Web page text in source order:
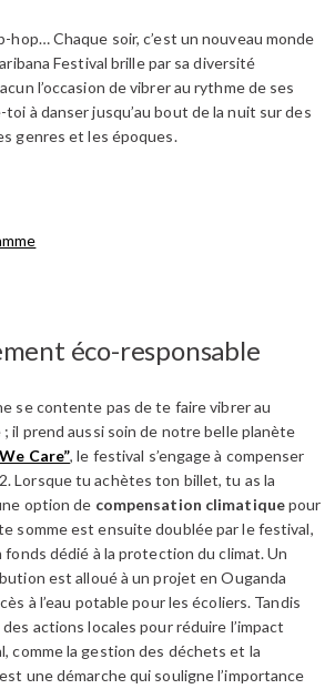
hop… Chaque soir, c’est un nouveau monde
Festival brille par sa diversité
l’occasion de vibrer au rythme de ses
à danser jusqu’au bout de la nuit sur des
genres et les époques.
éco-responsable
se contente pas de te faire vibrer au
il prend aussi soin de notre belle planète
Care”, le festival s’engage à compenser
Lorsque tu achètes ton billet, tu as la
option de compensation climatiquepour
somme est ensuite doublée par le festival,
dédié à la protection du climat. Un
est alloué à un projet en Ouganda
à l’eau potable pour les écoliers. Tandis
actions locales pour réduire l’impact
comme la gestion des déchets et la
une démarche qui souligne l’importance